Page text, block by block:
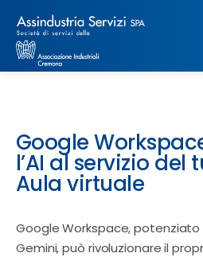
Struttura
Formazione
Paghe
Google
l’AI al servizio del
Aula virtuale
Google Workspace, potenziato
Gemini, può rivoluzionare il